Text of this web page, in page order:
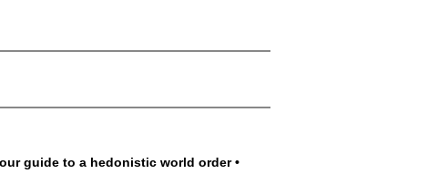
guide to a hedonistic world order •